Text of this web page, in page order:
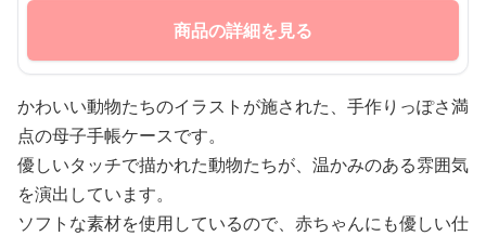
商品の詳細を見る
かわいい動物たちのイラストが施された、手作りっぽさ満
点の母子手帳ケースです。
優しいタッチで描かれた動物たちが、温かみのある雰囲気
を演出しています。
ソフトな素材を使用しているので、赤ちゃんにも優しい仕